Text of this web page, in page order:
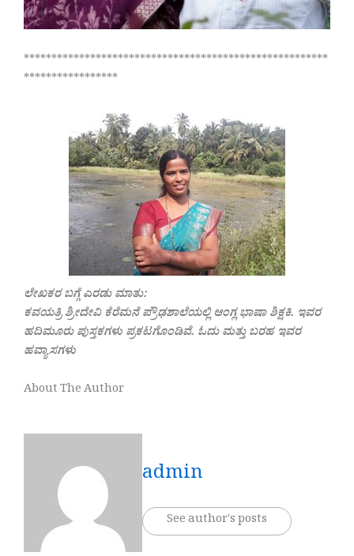
*******************************************************
*****************
ಲೇಖಕರ ಬಗ್ಗೆ ಎರಡು ಮಾತು:
ಕವಯತ್ರಿ ಶ್ರೀದೇವಿ ಕೆರೆಮನೆ ಪ್ರೌಢಶಾಲೆಯಲ್ಲಿ ಆಂಗ್ಲ ಭಾಷಾ ಶಿಕ್ಷಕಿ. ಇವರ
ಹದಿಮೂರು ಪುಸ್ತಕಗಳು ಪ್ರಕಟಗೊಂಡಿವೆ. ಓದು ಮತ್ತು ಬರಹ ಇವರ
ಹವ್ಯಾಸಗಳು
About The Author
admin
See author's posts